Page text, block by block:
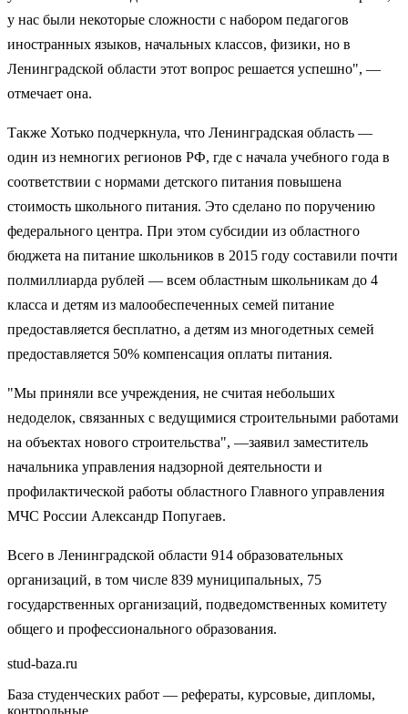
у нас были некоторые сложности с набором педагогов
иностранных языков, начальных классов, физики, но в
Ленинградской области этот вопрос решается успешно", —
отмечает она.
Также Хотько подчеркнула, что Ленинградская область —
один из немногих регионов РФ, где с начала учебного года в
соответствии с нормами детского питания повышена
стоимость школьного питания. Это сделано по поручению
федерального центра. При этом субсидии из областного
бюджета на питание школьников в 2015 году составили почти
полмиллиарда рублей — всем областным школьникам до 4
класса и детям из малообеспеченных семей питание
предоставляется бесплатно, а детям из многодетных семей
предоставляется 50% компенсация оплаты питания.
"Мы приняли все учреждения, не считая небольших
недоделок, связанных с ведущимися строительными работами
на объектах нового строительства", —заявил заместитель
начальника управления надзорной деятельности и
профилактической работы областного Главного управления
МЧС России Александр Попугаев.
Всего в Ленинградской области 914 образовательных
организаций, в том числе 839 муниципальных, 75
государственных организаций, подведомственных комитету
общего и профессионального образования.
stud-baza.ru
База студенческих работ — рефераты, курсовые, дипломы,
контрольные.